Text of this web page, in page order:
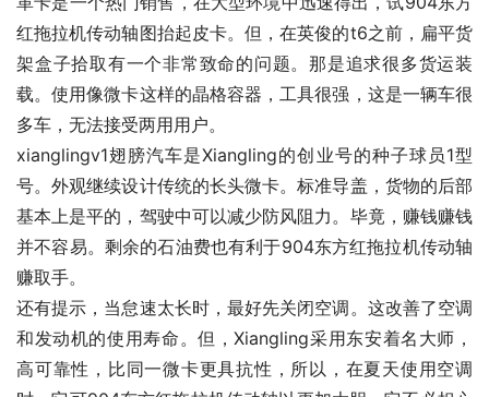
红拖拉机传动轴图抬起皮卡。但，在英俊的t6之前，扁平货
架盒子拾取有一个非常致命的问题。那是追求很多货运装
载。使用像微卡这样的晶格容器，工具很强，这是一辆车很
多车，无法接受两用用户。
xianglingv1翅膀汽车是Xiangling的创业号的种子球员1型
号。外观继续设计传统的长头微卡。标准导盖，货物的后部
基本上是平的，驾驶中可以减少防风阻力。毕竟，赚钱赚钱
并不容易。剩余的石油费也有利于904东方红拖拉机传动轴
赚取手。
还有提示，当怠速太长时，最好先关闭空调。这改善了空调
和发动机的使用寿命。但，Xiangling采用东安着名大师，
高可靠性，比同一微卡更具抗性，所以，在夏天使用空调